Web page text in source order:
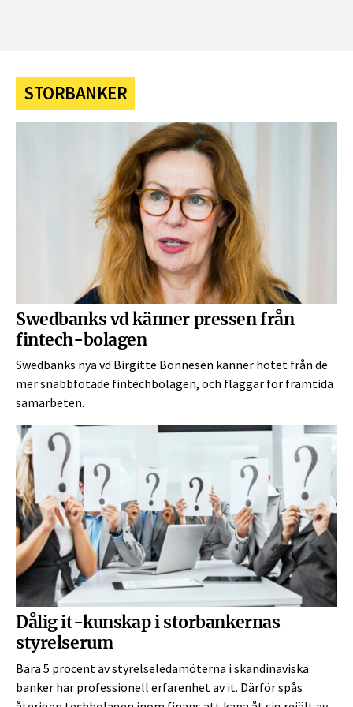
STORBANKER
Swedbanks vd känner pressen från
fintech-bolagen
Swedbanks nya vd Birgitte Bonnesen känner hotet från de
mer snabbfotade fintechbolagen, och flaggar för framtida
samarbeten.
Dålig it-kunskap i storbankernas
styrelserum
Bara 5 procent av styrelseledamöterna i skandinaviska
banker har professionell erfarenhet av it. Därför spås